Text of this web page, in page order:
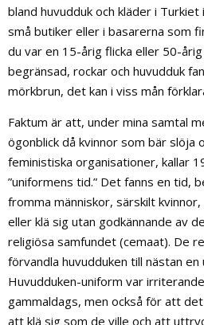
bland huvudduk och kläder i Turkiet
små butiker eller i basarerna som
du var en 15-årig flicka eller 50-
begränsad, rockar och huvudduk
mörkbrun, det kan i viss mån
Faktum är att, under mina samtal
ögonblick då kvinnor som bär slöja
feministiska organisationer, kallar
”uniformens tid.” Det fanns en tid,
fromma människor, särskilt
eller klä sig utan godkännande av
religiösa samfundet (cemaat). De
förvandla huvudduken till nästan en
Huvudduken-uniform var
gammaldags, men också för att
att klä sig som de ville och att